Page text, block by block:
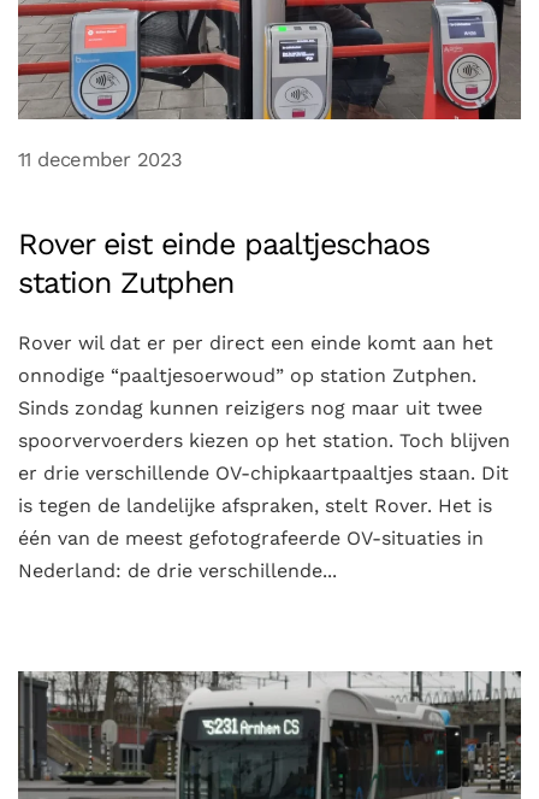
11 december 2023
Rover eist einde paaltjeschaos
station Zutphen
Rover wil dat er per direct een einde komt aan het
onnodige “paaltjesoerwoud” op station Zutphen.
Sinds zondag kunnen reizigers nog maar uit twee
spoorvervoerders kiezen op het station. Toch blijven
er drie verschillende OV-chipkaartpaaltjes staan. Dit
is tegen de landelijke afspraken, stelt Rover. Het is
één van de meest gefotografeerde OV-situaties in
Nederland: de drie verschillende...